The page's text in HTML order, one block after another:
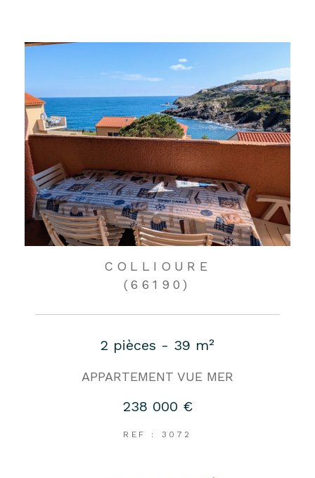
COLLIOURE
(66190)
2 pièces - 39 m²
APPARTEMENT VUE MER
238 000 €
REF : 3072